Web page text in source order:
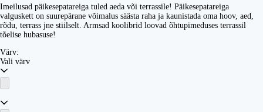
Imeilusad päikesepatareiga tuled aeda või terrassile! Päikesepatareiga
valguskett on suurepärane võimalus säästa raha ja kaunistada oma hoov, aed,
rõdu, terrass jne stiilselt. Armsad koolibrid loovad õhtupimeduses terrassil
tõelise hubasuse!
Värv:
Vali värv